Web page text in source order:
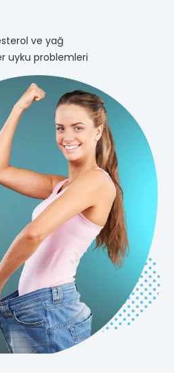
ve yağ
uyku problemleri